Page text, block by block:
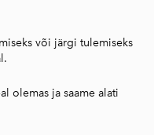
või järgi tulemiseks
olemas ja saame alati